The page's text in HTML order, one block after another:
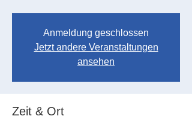
Anmeldung geschlossen
Jetzt andere Veranstaltungen
ansehen
Zeit & Ort